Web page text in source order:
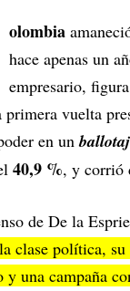
olombia
hace apenas un
empresario,
primera vuelta
en un
40,9 %, y corrió
de De la
clase política,
y una campaña